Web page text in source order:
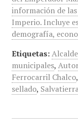
información de
Imperio. Incluye
demografía,
Etiquetas:
municipales,
Ferrocarril Chalco,
sellado,